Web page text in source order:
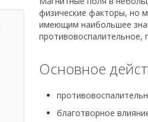
физические факторы, но
имеющим наибольшее
Основное
благотворное